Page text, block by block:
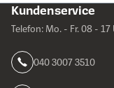
Kundenservice
Telefon: Mo. - Fr. 08 - 17
040 3007 3510